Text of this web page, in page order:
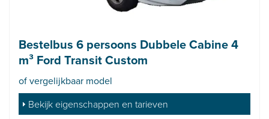
Bestelbus 6 persoons Dubbele Cabine 4
m³ Ford Transit Custom
of vergelijkbaar model
Bekijk eigenschappen en tarieven